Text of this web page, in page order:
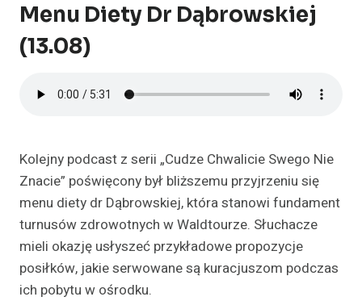
Menu Diety Dr Dąbrowskiej
(13.08)
Kolejny podcast z serii „Cudze Chwalicie Swego Nie
Znacie” poświęcony był bliższemu przyjrzeniu się
menu diety dr Dąbrowskiej, która stanowi fundament
turnusów zdrowotnych w Waldtourze. Słuchacze
mieli okazję usłyszeć przykładowe propozycje
posiłków, jakie serwowane są kuracjuszom podczas
ich pobytu w ośrodku.